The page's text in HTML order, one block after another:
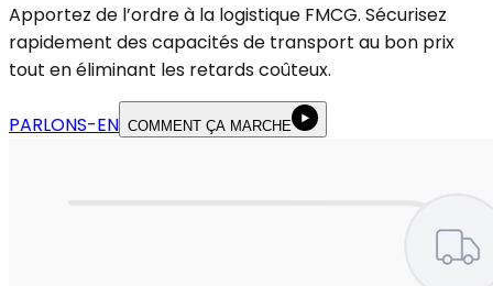
Apportez de l’ordre à la logistique FMCG. Sécurisez
rapidement des capacités de transport au bon prix
tout en éliminant les retards coûteux.
PARLONS-EN COMMENT ÇA MARCHE